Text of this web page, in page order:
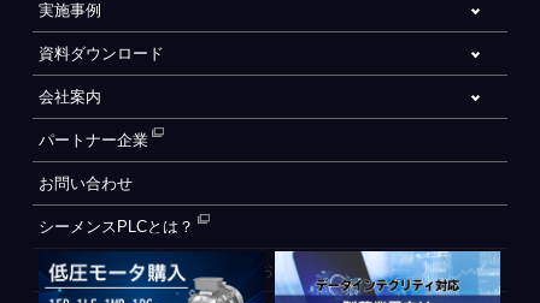
実施事例
資料ダウンロード
会社案内
パートナー企業
お問い合わせ
シーメンスPLCとは？
自動化設備をご検討されているお客様へ